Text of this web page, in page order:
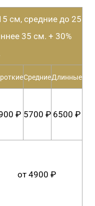
см, средние до 25
35 см. + 30%
СредниеДлинные
₽ 5700 ₽ 6500 ₽
от 4900 ₽